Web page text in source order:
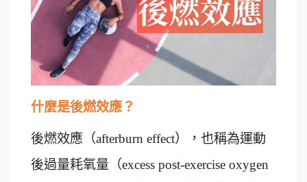
什麼是後燃效應？
後燃效應（afterburn effect），也稱為運動
後過量耗氧量（excess post-exercise oxygen